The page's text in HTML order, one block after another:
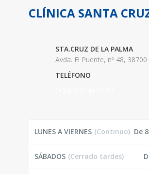
CLÍNICA SANTA
STA.CRUZ DE LA PALMA
Avda. El Puente, nº 48, 38700
TELÉFONO
LUNES A VIERNES (Continuo) De
SÁBADOS (Cerrado tardes)